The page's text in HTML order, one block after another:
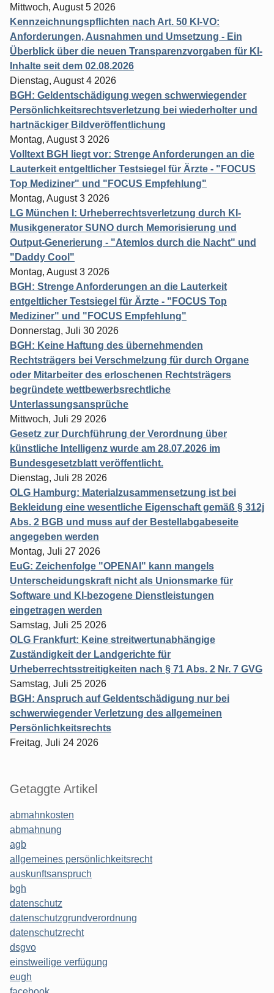
Mittwoch, August 5 2026
Kennzeichnungspflichten nach Art. 50 KI-VO:
Anforderungen, Ausnahmen und Umsetzung - Ein
Überblick über die neuen Transparenzvorgaben für KI-
Inhalte seit dem 02.08.2026
Dienstag, August 4 2026
BGH: Geldentschädigung wegen schwerwiegender
Persönlichkeitsrechtsverletzung bei wiederholter und
hartnäckiger Bildveröffentlichung
Montag, August 3 2026
Volltext BGH liegt vor: Strenge Anforderungen an die
Lauterkeit entgeltlicher Testsiegel für Ärzte - "FOCUS
Top Mediziner" und "FOCUS Empfehlung"
Montag, August 3 2026
LG München I: Urheberrechtsverletzung durch KI-
Musikgenerator SUNO durch Memorisierung und
Output-Generierung - "Atemlos durch die Nacht" und
"Daddy Cool"
Montag, August 3 2026
BGH: Strenge Anforderungen an die Lauterkeit
entgeltlicher Testsiegel für Ärzte - "FOCUS Top
Mediziner" und "FOCUS Empfehlung"
Donnerstag, Juli 30 2026
BGH: Keine Haftung des übernehmenden
Rechtsträgers bei Verschmelzung für durch Organe
oder Mitarbeiter des erloschenen Rechtsträgers
begründete wettbewerbsrechtliche
Unterlassungsansprüche
Mittwoch, Juli 29 2026
Gesetz zur Durchführung der Verordnung über
künstliche Intelligenz wurde am 28.07.2026 im
Bundesgesetzblatt veröffentlicht.
Dienstag, Juli 28 2026
OLG Hamburg: Materialzusammensetzung ist bei
Bekleidung eine wesentliche Eigenschaft gemäß § 312j
Abs. 2 BGB und muss auf der Bestellabgabeseite
angegeben werden
Montag, Juli 27 2026
EuG: Zeichenfolge "OPENAI" kann mangels
Unterscheidungskraft nicht als Unionsmarke für
Software und KI-bezogene Dienstleistungen
eingetragen werden
Samstag, Juli 25 2026
OLG Frankfurt: Keine streitwertunabhängige
Zuständigkeit der Landgerichte für
Urheberrechtsstreitigkeiten nach § 71 Abs. 2 Nr. 7 GVG
Samstag, Juli 25 2026
BGH: Anspruch auf Geldentschädigung nur bei
schwerwiegender Verletzung des allgemeinen
Persönlichkeitsrechts
Freitag, Juli 24 2026
Getaggte Artikel
abmahnkosten
abmahnung
agb
allgemeines persönlichkeitsrecht
auskunftsanspruch
bgh
datenschutz
datenschutzgrundverordnung
datenschutzrecht
dsgvo
einstweilige verfügung
eugh